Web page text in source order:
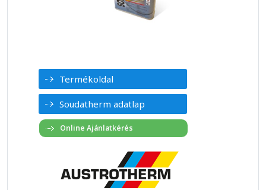
Termékoldal
Soudatherm adatlap